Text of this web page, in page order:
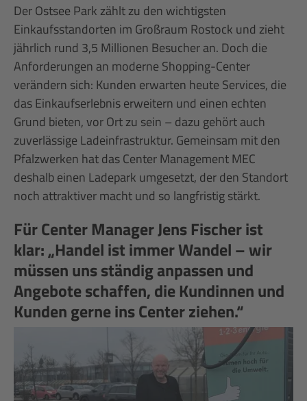
Der Ostsee Park zählt zu den wichtigsten
Einkaufsstandorten im Großraum Rostock und zieht
jährlich rund 3,5 Millionen Besucher an. Doch die
Anforderungen an moderne Shopping-Center
verändern sich: Kunden erwarten heute Services, die
das Einkaufserlebnis erweitern und einen echten
Grund bieten, vor Ort zu sein – dazu gehört auch
zuverlässige Ladeinfrastruktur. Gemeinsam mit den
Pfalzwerken hat das Center Management MEC
deshalb einen Ladepark umgesetzt, der den Standort
noch attraktiver macht und so langfristig stärkt.
Für Center Manager Jens Fischer ist
klar: „Handel ist immer Wandel – wir
müssen uns ständig anpassen und
Angebote schaffen, die Kundinnen und
Kunden gerne ins Center ziehen.“